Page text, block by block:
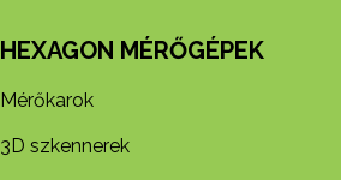
HEXAGON MÉRŐGÉPEK
Mérőkarok
3D szkennerek